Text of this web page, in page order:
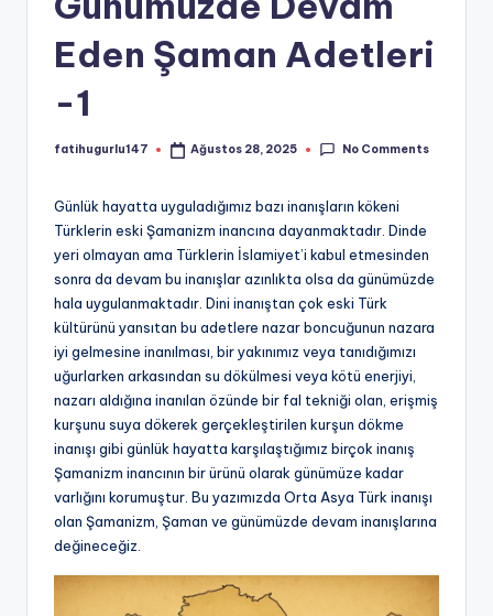
Eden Şaman Adetleri
-1
Posted
fatihugurlu147 Ağustos 28, 2025 No Comments
Günlük hayatta uyguladığımız bazı inanışların kökeni
Türklerin eski Şamanizm inancına dayanmaktadır. Dinde
yeri olmayan ama Türklerin İslamiyet’i kabul etmesinden
sonra da devam bu inanışlar azınlıkta olsa da günümüzde
hala uygulanmaktadır. Dini inanıştan çok eski Türk
kültürünü yansıtan bu adetlere nazar boncuğunun nazara
iyi gelmesine inanılması, bir yakınımız veya tanıdığımızı
uğurlarken arkasından su dökülmesi veya kötü enerjiyi,
nazarı aldığına inanılan özünde bir fal tekniği olan, erişmiş
kurşunu suya dökerek gerçekleştirilen kurşun dökme
inanışı gibi günlük hayatta karşılaştığımız birçok inanış
Şamanizm inancının bir ürünü olarak günümüze kadar
varlığını korumuştur. Bu yazımızda Orta Asya Türk inanışı
olan Şamanizm, Şaman ve günümüzde devam inanışlarına
değineceğiz.